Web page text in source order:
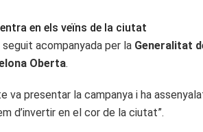
en els veïns de la ciutat
seguit acompanyada per la Generalitat
Oberta.
va presentar la campanya i ha
d’invertir en el cor de la ciutat”.